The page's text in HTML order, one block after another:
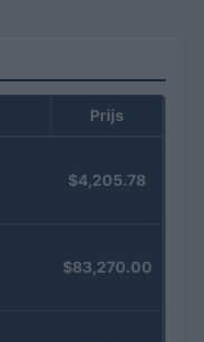
Prijs
$4,205.78
$83,270.00